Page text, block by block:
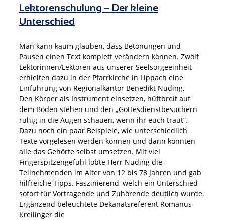
Lektorenschulung – Der kleine
Unterschied
Man kann kaum glauben, dass Betonungen und
Pausen einen Text komplett verändern können. Zwölf
Lektorinnen/Lektoren aus unserer Seelsorgeeinheit
erhielten dazu in der Pfarrkirche in Lippach eine
Einführung von Regionalkantor Benedikt Nuding.
Den Körper als Instrument einsetzen, hüftbreit auf
dem Boden stehen und den „Gottesdienstbesuchern
ruhig in die Augen schauen, wenn ihr euch traut“.
Dazu noch ein paar Beispiele, wie unterschiedlich
Texte vorgelesen werden können und dann konnten
alle das Gehörte selbst umsetzen. Mit viel
Fingerspitzengefühl lobte Herr Nuding die
Teilnehmenden im Alter von 12 bis 78 Jahren und gab
hilfreiche Tipps. Faszinierend, welch ein Unterschied
sofort für Vortragende und Zuhörende deutlich wurde.
Ergänzend beleuchtete Dekanatsreferent Romanus
Kreilinger die